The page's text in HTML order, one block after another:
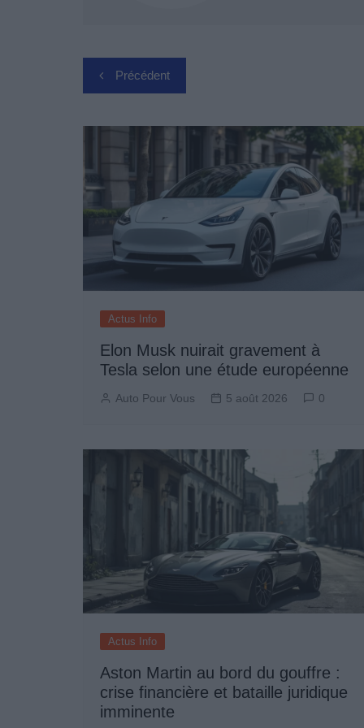
Navigation
de
l’article
Précédent
Actus Info
Elon Musk nuirait gravement à
Tesla selon une étude européenne
Auto Pour Vous 5 août 2026 0
Actus Info
Aston Martin au bord du gouffre :
crise financière et bataille juridique
imminente